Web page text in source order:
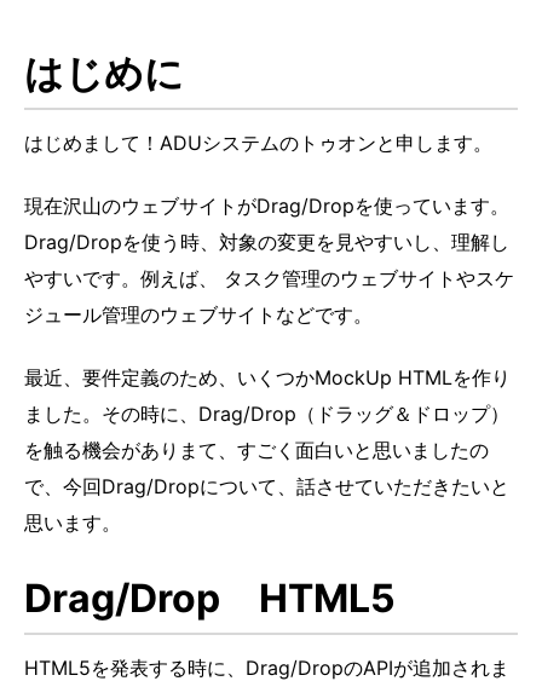
はじめに
はじめまして！ADUシステムのトゥオンと申します。
現在沢山のウェブサイトがDrag/Dropを使っています。
Drag/Dropを使う時、対象の変更を見やすいし、理解し
やすいです。例えば、 タスク管理のウェブサイトやスケ
ジュール管理のウェブサイトなどです。
最近、要件定義のため、いくつかMockUp HTMLを作り
ました。その時に、Drag/Drop（ドラッグ＆ドロップ）
を触る機会がありまて、すごく面白いと思いましたの
で、今回Drag/Dropについて、話させていただきたいと
思います。
Drag/Drop HTML5
HTML5を発表する時に、Drag/DropのAPIが追加されま